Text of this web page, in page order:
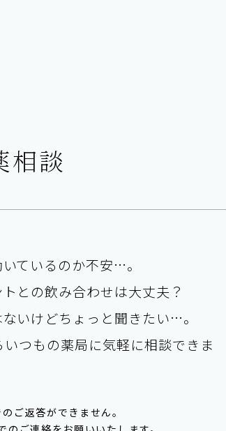
相談
ているのか不安…。
との飲み合わせは大丈夫？
いけどちょっと聞きたい…。
つもの薬局に気軽に相談できま
ご返答ができません。